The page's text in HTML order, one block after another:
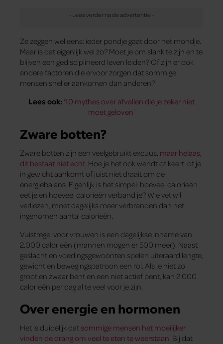
Ze zeggen wel eens: ieder pondje gaat door het mondje.
Maar is dat eigenlijk wel zo? Moet je om slank te zijn en te
blijven een gedisciplineerd leven leiden? Of zijn er ook
andere factoren die ervoor zorgen dat sommige
mensen sneller aankomen dan anderen?
Lees ook: ‘10 mythes over afvallen die je zeker niet
moet geloven‘
Zware botten?
Zware botten zijn een veelgebruikt excuus, maar helaas,
dit bestaat niet echt. Hoe je het ook wendt of keert: of je
in gewicht aankomt of juist niet draait om de
energiebalans. Eigenlijk is het simpel: hoeveel calorieën
eet je en hoeveel calorieën verband je? Wie vet wil
verliezen, moet dagelijks meer verbranden dan het
ingenomen aantal calorieën.
Vuistregel voor vrouwen is een dagelijkse inname van
2.000 calorieën (mannen mogen er 500 meer). Naast
geslacht en voedingsgewoonten spelen uiteraard lengte,
gewicht en bewegingspatroon een rol. Als je niet zo
groot en zwaar bent en een niet actief bent, kan 2.000
calorieën per dag al te veel voor je zijn.
Over energie en hormonen
Het is duidelijk datsommige mensen het moeilijker
vinden de drang om veel te eten te weerstaan . Bij dat